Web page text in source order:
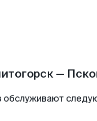
—
обслуживают